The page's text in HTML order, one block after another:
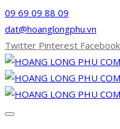
09 69 09 88 09
dat@hoanglongphu.vn
Twitter Pinterest Facebook